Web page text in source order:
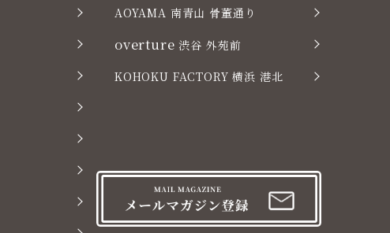
AOYAMA 南青山 骨董通り
overture 渋谷 外苑前
KOHOKU FACTORY 横浜 港北